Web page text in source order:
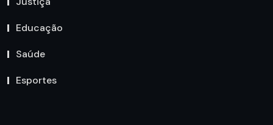
Educação
Saúde
Esportes